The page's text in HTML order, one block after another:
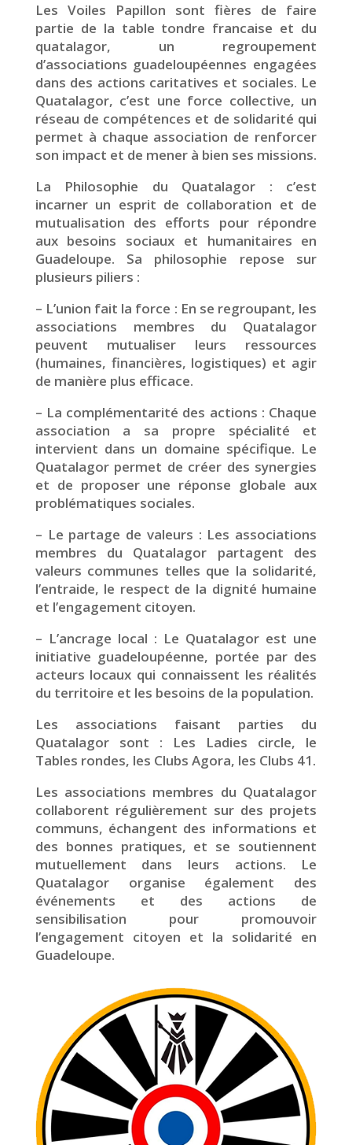
Les Voiles Papillon sont fières de faire
partie de la table tondre francaise et du
quatalagor, un regroupement
d’associations guadeloupéennes engagées
dans des actions caritatives et sociales. Le
Quatalagor, c’est une force collective, un
réseau de compétences et de solidarité qui
permet à chaque association de renforcer
son impact et de mener à bien ses missions.
La Philosophie du Quatalagor : c’est
incarner un esprit de collaboration et de
mutualisation des efforts pour répondre
aux besoins sociaux et humanitaires en
Guadeloupe. Sa philosophie repose sur
plusieurs piliers :
– L’union fait la force : En se regroupant, les
associations membres du Quatalagor
peuvent mutualiser leurs ressources
(humaines, financières, logistiques) et agir
de manière plus efficace.
– La complémentarité des actions : Chaque
association a sa propre spécialité et
intervient dans un domaine spécifique. Le
Quatalagor permet de créer des synergies
et de proposer une réponse globale aux
problématiques sociales.
– Le partage de valeurs : Les associations
membres du Quatalagor partagent des
valeurs communes telles que la solidarité,
l’entraide, le respect de la dignité humaine
et l’engagement citoyen.
– L’ancrage local : Le Quatalagor est une
initiative guadeloupéenne, portée par des
acteurs locaux qui connaissent les réalités
du territoire et les besoins de la population.
Les associations faisant parties du
Quatalagor sont : Les Ladies circle, le
Tables rondes, les Clubs Agora, les Clubs 41.
Les associations membres du Quatalagor
collaborent régulièrement sur des projets
communs, échangent des informations et
des bonnes pratiques, et se soutiennent
mutuellement dans leurs actions. Le
Quatalagor organise également des
événements et des actions de
sensibilisation pour promouvoir
l’engagement citoyen et la solidarité en
Guadeloupe.